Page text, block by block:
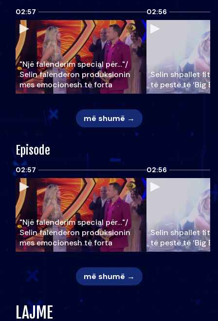
02:57
"Një falenderim special për…"/
Selin falënderon produksionin
mes emocionesh të forta
02:56
Selin shpallet
të pestë të ‘Big
më shumë →
Episode
02:57
"Një falenderim special për…"/
Selin falënderon produksionin
mes emocionesh të forta
02:56
Selin shpallet
të pestë të ‘Big
më shumë →
LAJME